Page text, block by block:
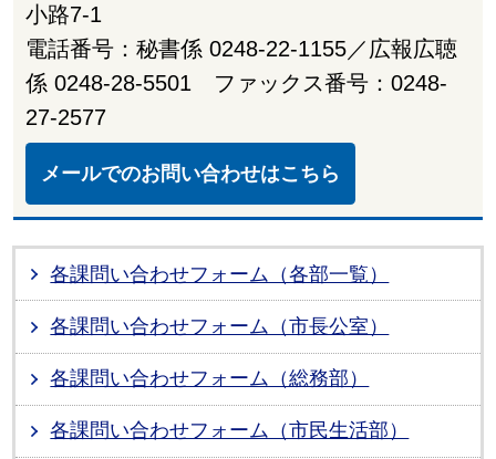
小路7-1
電話番号：秘書係 0248-22-1155／広報広聴
係 0248-28-5501 ファックス番号：0248-
27-2577
メールでのお問い合わせはこちら
各課問い合わせフォーム（各部一覧）
各課問い合わせフォーム（市長公室）
各課問い合わせフォーム（総務部）
各課問い合わせフォーム（市民生活部）